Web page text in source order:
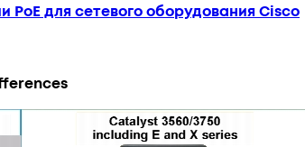
для сетевого оборудования Cisco